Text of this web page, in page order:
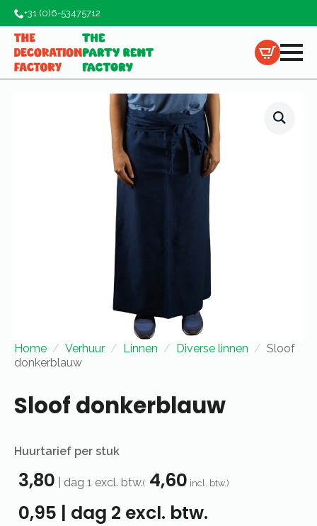
+31 (0)6-53475712
Home Verhuur Linnen Diverse linnen
Sloof
donkerblauw
Sloof donkerblauw
Huurtarief per stuk
3,80 dag 1 excl. btw.( 4,60 incl. btw.)
0,95 | dag 2 excl. btw.